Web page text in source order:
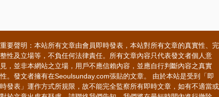
重要聲明：本站所有文章由會員即時發表，本站對所有文章的真實性、完
整性及立場等，不負任何法律責任。所有文章內容只代表發文者個人意
見，並非本網站之立場，用戶不應信賴內容，並應自行判斷內容之真實
性。發文者擁有在Seoulsunday.com張貼的文章。 由於本站是受到「即
時發表」運作方式所規限，故不能完全監察所有即時文章，如有不適當或